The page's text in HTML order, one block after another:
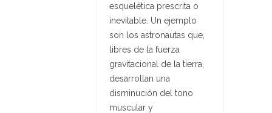
esquelética prescrita o
inevitable. Un ejemplo
son los astronautas que,
libres de la fuerza
gravitacional de la tierra,
desarrollan una
disminución del tono
muscular y